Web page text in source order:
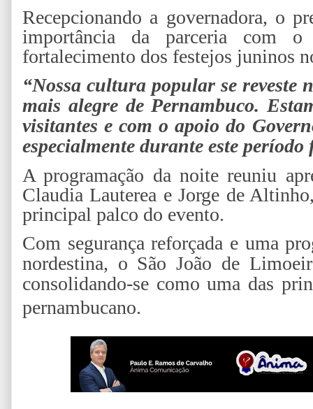
Recepcionando a governadora, o
importância da parceria com
fortalecimento dos festejos juninos
“Nossa cultura popular se reveste
mais alegre de Pernambuco.
visitantes e com o apoio do
especialmente durante este período
A programação da noite reuniu
Claudia Lauterea e Jorge de
principal palco do evento.
Com segurança reforçada e uma
nordestina, o São João de
consolidando-se como uma das
pernambucano.